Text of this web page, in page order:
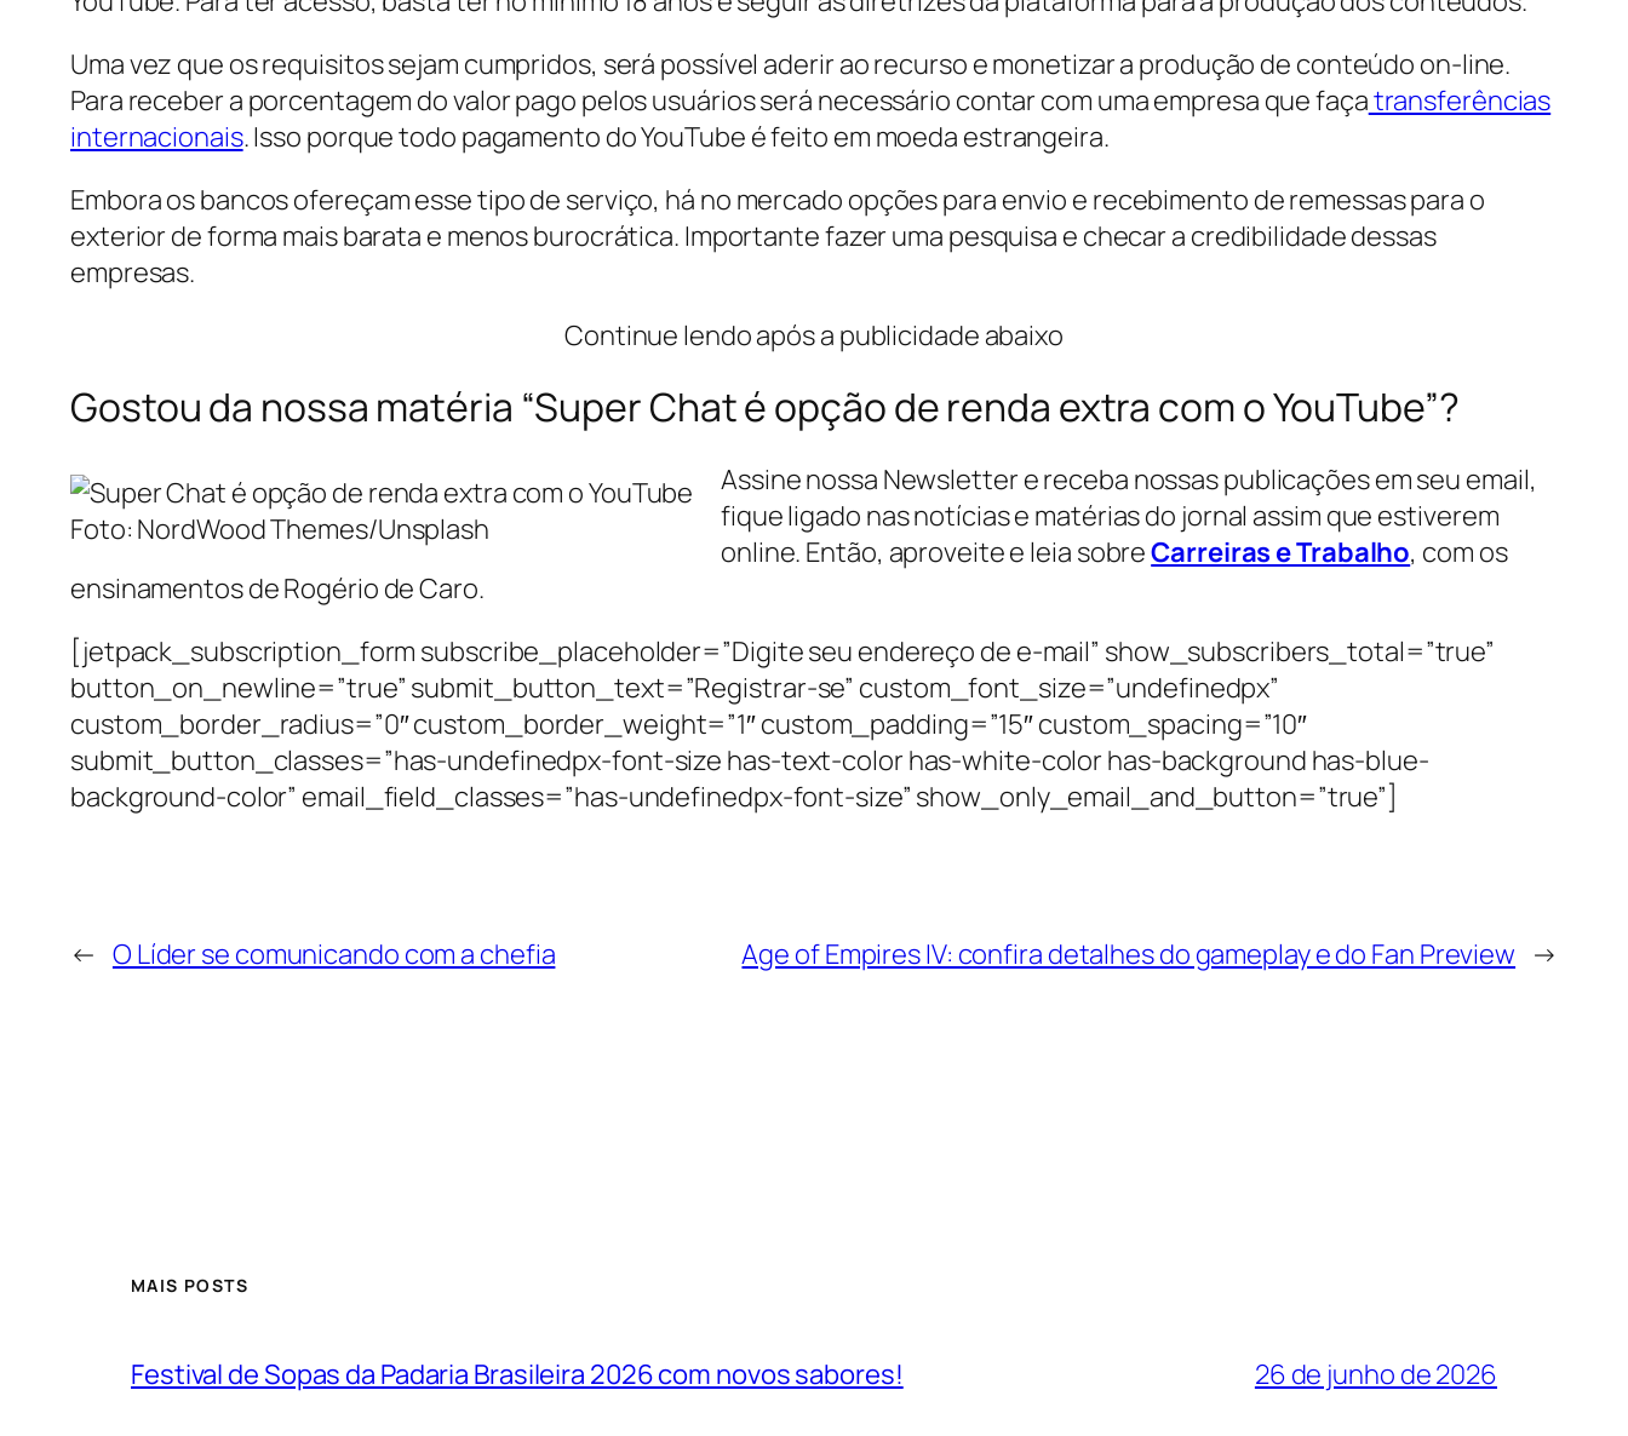
Uma vez que os requisitos sejam cumpridos, será possível aderir ao recurso e monetizar a produção de conteúdo on-line.
Para receber a porcentagem do valor pago pelos usuários será necessário contar com uma empresa que façatransferências
internacionais. Isso porque todo pagamento do YouTube é feito em moeda estrangeira.
Embora os bancos ofereçam esse tipo de serviço, há no mercado opções para envio e recebimento de remessas para o
exterior de forma mais barata e menos burocrática. Importante fazer uma pesquisa e checar a credibilidade dessas
empresas.
Continue lendo após a publicidade abaixo
Gostou da nossa matéria “Super Chat é opção de renda extra com o YouTube”?
Foto: NordWood Themes/Unsplash
Assine nossa Newsletter e receba nossas publicações em seu email,
fique ligado nas notícias e matérias do jornal assim que estiverem
online. Então, aproveite e leia sobreCarreiras e Trabalho, com os
ensinamentos de Rogério de Caro.
[jetpack_subscription_form subscribe_placeholder=”Digite seu endereço de e-mail” show_subscribers_total=”true”
button_on_newline=”true” submit_button_text=”Registrar-se” custom_font_size=”undefinedpx”
custom_border_radius=”0″ custom_border_weight=”1″ custom_padding=”15″ custom_spacing=”10″
submit_button_classes=”has-undefinedpx-font-size has-text-color has-white-color has-background has-blue-
background-color” email_field_classes=”has-undefinedpx-font-size” show_only_email_and_button=”true”]
← O Líder se comunicando com a chefia Age of Empires IV: confira detalhes do gameplay e do Fan Preview →
MAIS POSTS
Festival de Sopas da Padaria Brasileira 2026 com novos sabores! 26 de junho de 2026